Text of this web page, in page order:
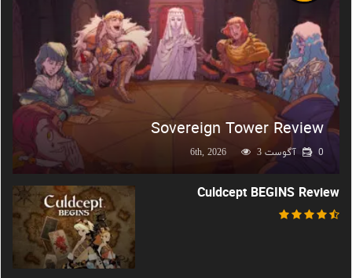
Sovereign Tower Review
آگوست 6th, 2026 3 0
Culdcept BEGINS Review